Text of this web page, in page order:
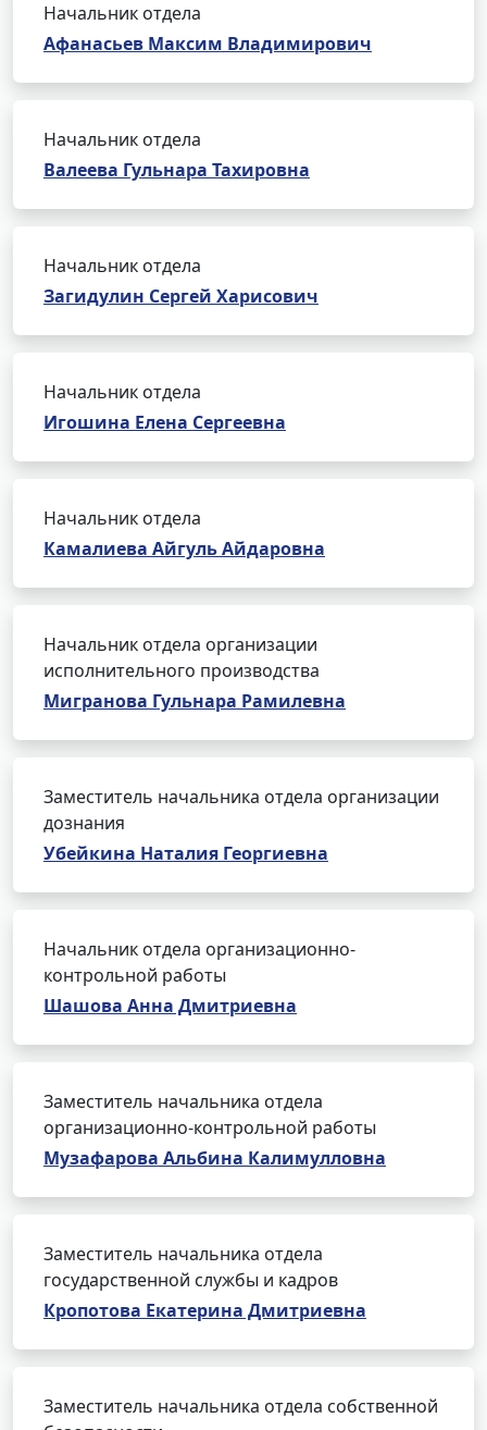
Начальник отдела
Афанасьев Максим Владимирович
Начальник отдела
Валеева Гульнара Тахировна
Начальник отдела
Загидулин Сергей Харисович
Начальник отдела
Игошина Елена Сергеевна
Начальник отдела
Камалиева Айгуль Айдаровна
Начальник отдела организации
исполнительного производства
Мигранова Гульнара Рамилевна
Заместитель начальника отдела организации
дознания
Убейкина Наталия Георгиевна
Начальник отдела организационно-
контрольной работы
Шашова Анна Дмитриевна
Заместитель начальника отдела
организационно-контрольной работы
Музафарова Альбина Калимулловна
Заместитель начальника отдела
государственной службы и кадров
Кропотова Екатерина Дмитриевна
Заместитель начальника отдела собственной